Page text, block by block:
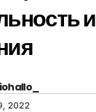
и
2022